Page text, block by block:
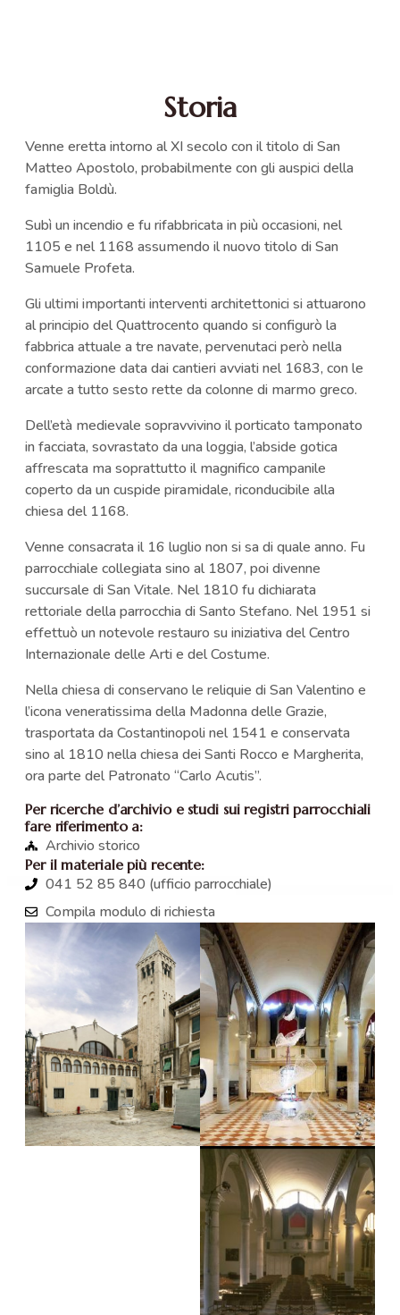
Storia
Venne eretta intorno al XI secolo con il titolo di San
Matteo Apostolo, probabilmente con gli auspici della
famiglia Boldù.
Subì un incendio e fu rifabbricata in più occasioni, nel
1105 e nel 1168 assumendo il nuovo titolo di San
Samuele Profeta.
Gli ultimi importanti interventi architettonici si attuarono
al principio del Quattrocento quando si configurò la
fabbrica attuale a tre navate, pervenutaci però nella
conformazione data dai cantieri avviati nel 1683, con le
arcate a tutto sesto rette da colonne di marmo greco.
Dell’età medievale sopravvivino il porticato tamponato
in facciata, sovrastato da una loggia, l’abside gotica
affrescata ma soprattutto il magnifico campanile
coperto da un cuspide piramidale, riconducibile alla
chiesa del 1168.
Venne consacrata il 16 luglio non si sa di quale anno. Fu
parrocchiale collegiata sino al 1807, poi divenne
succursale di San Vitale. Nel 1810 fu dichiarata
rettoriale della parrocchia di Santo Stefano. Nel 1951 si
effettuò un notevole restauro su iniziativa del Centro
Internazionale delle Arti e del Costume.
Nella chiesa di conservano le reliquie di San Valentino e
l’icona veneratissima della Madonna delle Grazie,
trasportata da Costantinopoli nel 1541 e conservata
sino al 1810 nella chiesa dei Santi Rocco e Margherita,
ora parte del Patronato “Carlo Acutis”.
Per ricerche d’archivio e studi sui registri parrocchiali
fare riferimento a:
Archivio storico
Per il materiale più recente:
041 52 85 840 (ufficio parrocchiale)
Compila modulo di richiesta